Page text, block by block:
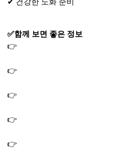
✅함께 보면 좋은 정보
👉
👉
👉
👉
👉